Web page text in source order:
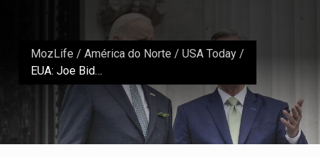
MozLife / América do Norte / USA Today /
EUA: Joe Biden chega a um acordo com os republicanos para evitar a paralisia nos Estados Unidos